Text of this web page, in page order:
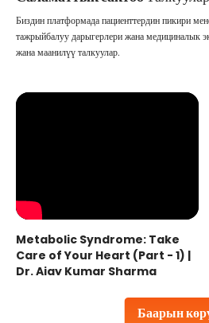
Баарын
Биздин платформада пациенттердин пикири
тажрыйбалуу дарыгерлери жана медициналык
жана маанилүү талкуулар.
Metabolic Syndrome: Take
Care of Your Heart (Part - 1) |
Dr. Ajay Kumar Sharma